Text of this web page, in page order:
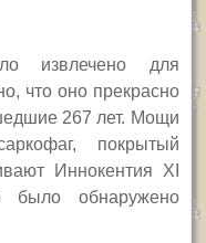
извлечено для
что оно прекрасно
267 лет. Мощи
покрытый
Иннокентия XI
было обнаружено